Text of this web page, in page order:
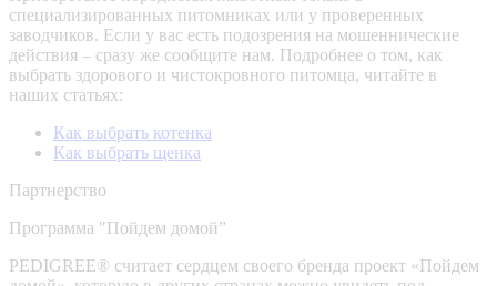
специализированных питомниках или у проверенных
заводчиков. Если у вас есть подозрения на мошеннические
действия – сразу же сообщите нам. Подробнее о том, как
выбрать здорового и чистокровного питомца, читайте в
наших статьях:
Как выбрать котенка
Как выбрать щенка
Партнерство
Программа "Пойдем домой”
PEDIGREE® считает сердцем своего бренда проект «Пойдем